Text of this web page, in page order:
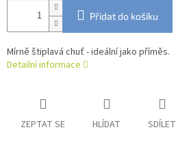
Přidat do košíku
Mírně štiplavá chuť - ideální jako příměs.
Detailní informace
ZEPTAT SE HLÍDAT SDÍLET